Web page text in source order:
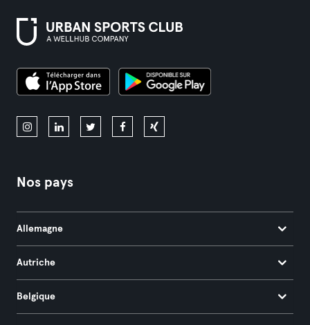
Nos pays
Allemagne
Autriche
Belgique